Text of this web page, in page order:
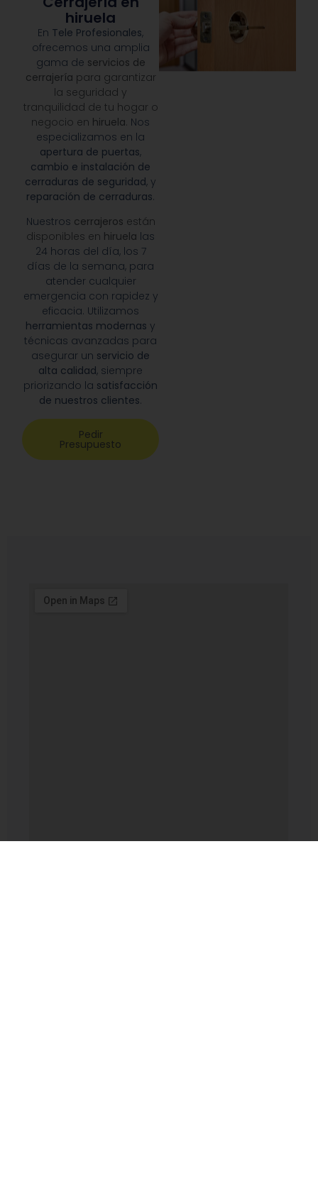
hiruela
En Tele Profesionales,
ofrecemos una amplia
gama de servicios de
cerrajería para garantizar
la seguridad y
tranquilidad de tu hogar o
negocio en hiruela. Nos
especializamos en la
apertura de puertas,
cambio e instalación de
cerraduras de seguridad, y
reparación de cerraduras.
Nuestros cerrajeros están
disponibles en hiruela las
24 horas del día, los 7
días de la semana, para
atender cualquier
emergencia con rapidez y
eficacia. Utilizamos
herramientas modernas y
técnicas avanzadas para
asegurar un servicio de
alta calidad, siempre
priorizando la satisfacción
de nuestros clientes.
Pedir
Presupuesto